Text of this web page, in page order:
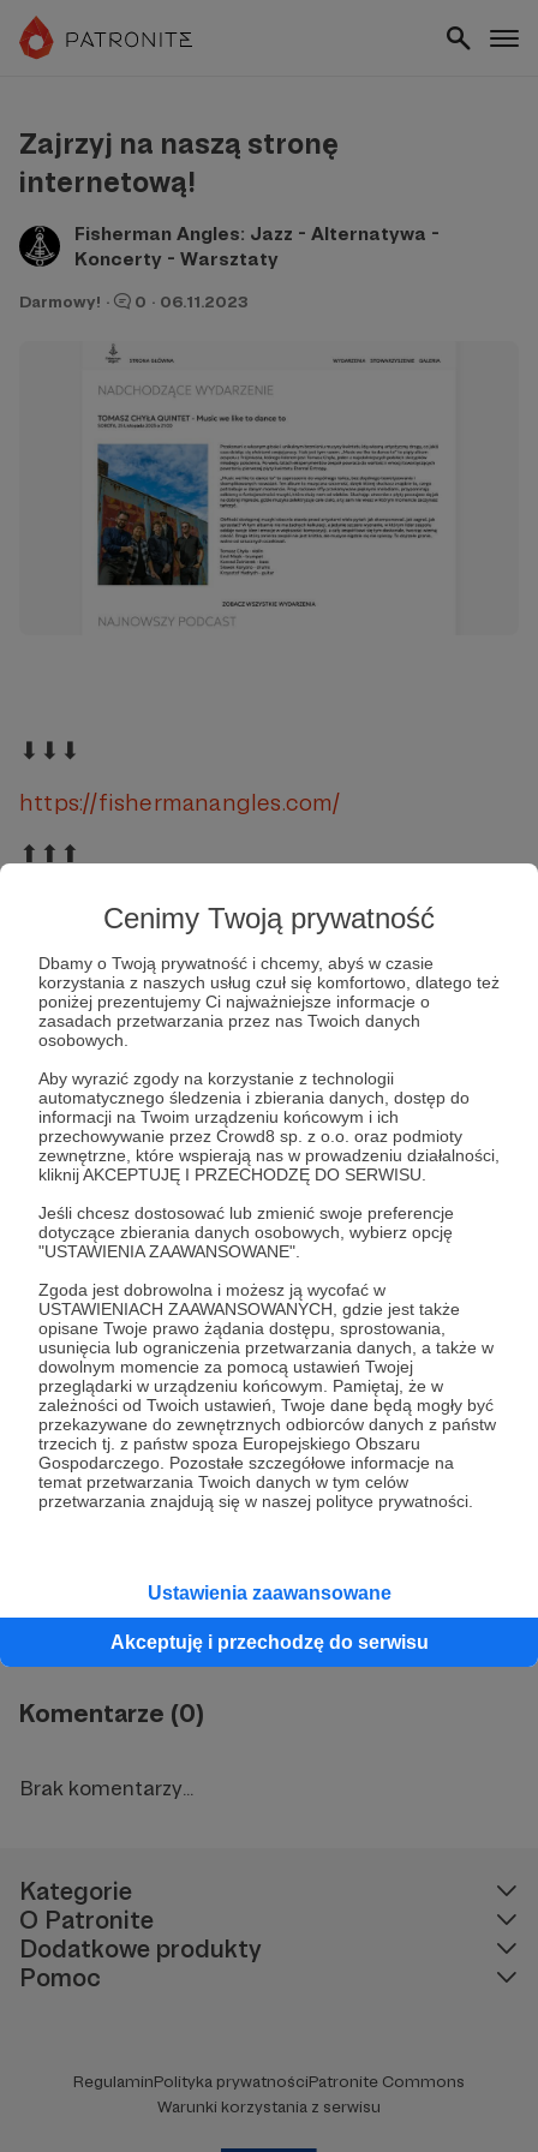
Cenimy Twoją prywatność
Dbamy o Twoją prywatność i chcemy, abyś w czasie
korzystania z naszych usług czuł się komfortowo, dlatego też
poniżej prezentujemy Ci najważniejsze informacje o
zasadach przetwarzania przez nas Twoich danych
osobowych.
Aby wyrazić zgody na korzystanie z technologii
automatycznego śledzenia i zbierania danych, dostęp do
informacji na Twoim urządzeniu końcowym i ich
przechowywanie przez Crowd8 sp. z o.o. oraz podmioty
zewnętrzne, które wspierają nas w prowadzeniu działalności,
kliknij AKCEPTUJĘ I PRZECHODZĘ DO SERWISU.
Jeśli chcesz dostosować lub zmienić swoje preferencje
dotyczące zbierania danych osobowych, wybierz opcję
"USTAWIENIA ZAAWANSOWANE".
Zgoda jest dobrowolna i możesz ją wycofać w
USTAWIENIACH ZAAWANSOWANYCH, gdzie jest także
opisane Twoje prawo żądania dostępu, sprostowania,
usunięcia lub ograniczenia przetwarzania danych, a także w
dowolnym momencie za pomocą ustawień Twojej
przeglądarki w urządzeniu końcowym. Pamiętaj, że w
zależności od Twoich ustawień, Twoje dane będą mogły być
przekazywane do zewnętrznych odbiorców danych z państw
trzecich tj. z państw spoza Europejskiego Obszaru
Gospodarczego. Pozostałe szczegółowe informacje na
temat przetwarzania Twoich danych w tym celów
przetwarzania znajdują się w naszej polityce prywatności.
Ustawienia zaawansowane
Akceptuję i przechodzę do serwisu
Zajrzyj na naszą stronę
internetową!
Fisherman Angles: Jazz - Alternatywa -
Koncerty - Warsztaty
Darmowy! · 0 · 06.11.2023
⬇⬇⬇
https://fishermanangles.com/
‎⬆⬆⬆
strona internetowa artyści koncerty muzyka
alternatywa
Udostępnij
Fisherman Angles: Jazz - Alternatywa -
Koncerty - Warsztaty
Zobacz profil autora
Zobacz również
Nagrania Live z koncertów na Youtube!
Fisherman Angles Podcast na Spotify!
Komentarze (0)
Brak komentarzy...
Kategorie
O Patronite
Dodatkowe produkty
Pomoc
RegulaminPolityka prywatnościPatronite Commons
Warunki korzystania z serwisu